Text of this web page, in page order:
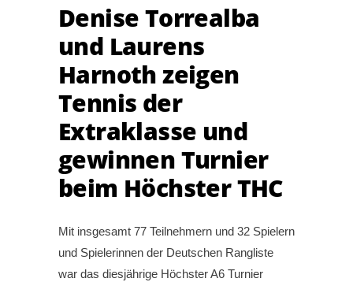
Denise Torrealba
und Laurens
Harnoth zeigen
Tennis der
Extraklasse und
gewinnen Turnier
beim Höchster THC
Mit insgesamt 77 Teilnehmern und 32 Spielern
und Spielerinnen der Deutschen Rangliste
war das diesjährige Höchster A6 Turnier